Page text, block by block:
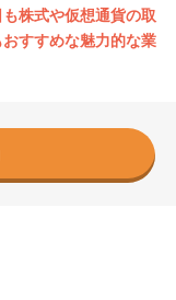
も株式や仮想通貨の取
すすめな魅力的な業